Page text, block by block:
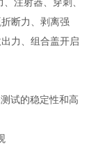
断力、剥离强
力、组合盖开启
试的稳定性和高